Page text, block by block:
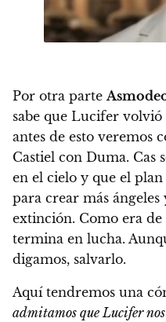
Por otra parte
sabe que Lucifer volvió
antes de esto veremos
Castiel con Duma. Cas
en el cielo y que el
para crear más
extinción. Como era
termina en lucha.
digamos, salvarlo.
Aquí tendremos una
admitamos que Lucifer